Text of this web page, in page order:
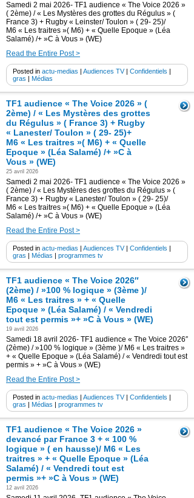
Samedi 2 mai 2026- TF1 audience « The Voice 2026 »
( 2ème) / « Les Mystères des grottes du Régulus » (
France 3) + Rugby « Leinster/ Toulon » ( 29- 25)/
M6 « Les traitres »( M6) + « Quelle Epoque » (Léa
Salamé) /+ »C à Vous » (WE)
Read the Entire Post >
Posted in actu-medias | Audiences TV| Confidentiels |
gras | Médias
TF1 audience « The Voice 2026 » (
2ème) / « Les Mystères des grottes
du Régulus » ( France 3) + Rugby
« Lanester/ Toulon » ( 29- 25)+
M6 « Les traitres »( M6) + « Quelle
Epoque » (Léa Salamé) /+ »C à
Vous » (WE)
25 avril 2026
Samedi 2 mai 2026- TF1 audience « The Voice 2026 »
( 2ème) / « Les Mystères des grottes du Régulus » (
France 3) + Rugby « Lanester/ Toulon » ( 29- 25)/
M6 « Les traitres »( M6) + « Quelle Epoque » (Léa
Salamé) /+ »C à Vous » (WE)
Read the Entire Post >
Posted in actu-medias | Audiences TV| Confidentiels |
gras | Médias | programmes tv
TF1 audience « The Voice 2026″
(2ème) / »100 % logique » (3ème )/
M6 « Les traitres » + « Quelle
Epoque » (Léa Salamé) / « Vendredi
tout est permis »+ »C à Vous » (WE)
19 avril 2026
Samedi 18 avril 2026- TF1 audience « The Voice 2026″
(2ème) / »100 % logique » (3ème )/ M6 « Les traitres »
+ « Quelle Epoque » (Léa Salamé) / « Vendredi tout est
permis » + »C à Vous » (WE)
Read the Entire Post >
Posted in actu-medias | Audiences TV| Confidentiels |
gras | Médias | programmes tv
TF1 audience « The Voice 2026 »
devancé par France 3 + « 100 %
logique » ( en hausse)/ M6 « Les
traitres » + « Quelle Epoque » (Léa
Salamé) / « Vendredi tout est
permis »+ »C à Vous » (WE)
12 avril 2026